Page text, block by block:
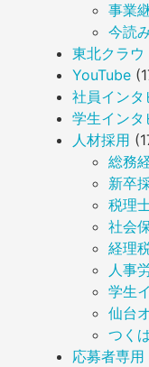
事業
今読
東北クラウ
YouTube
社員インタ
学生インタ
人材採用
総務
新卒
税理
社会
経理
人事
学生
仙台
つく
応募者専用